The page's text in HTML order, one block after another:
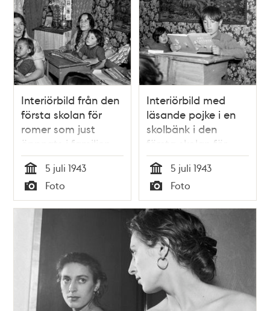
Interiörbild från den
första skolan för
romer som just
öppnats i familjen
Taikons tält vid
romernas läger vid
Lilla Sköndal i
Gubbängen. Till
höger eleven
Singoalla Taikon
med sin son i knät.
Tid
5 juli 1943
Typ
Foto
Interiörbild med
läsande pojke i en
skolbänk i den
första skolan för
romer som just
öppnats i familjen
Taikons tält vid
romernas läger vid
Lilla Sköndal i
Gubbängen.
Tid
5 juli 1943
Typ
Foto